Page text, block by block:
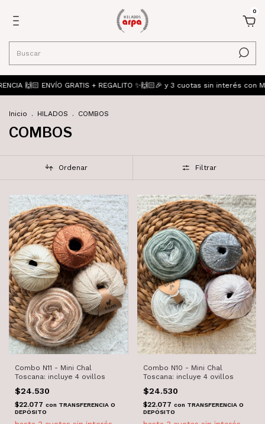
0
🙌🏻 ENVÍO GRATIS + REGALITO ✨🙌🏻🎉 y 3 cuotas sin interés con
Inicio . HILADOS . COMBOS
COMBOS
Ordenar Filtrar
Combo N11 - Mini Chal
Toscana: incluye 4 ovillos
$24.530
$22.077 con TRANSFERENCIA O
DEPÓSITO
Combo N10 - Mini Chal
Toscana: incluye 4 ovillos
$24.530
$22.077 con TRANSFERENCIA O
DEPÓSITO